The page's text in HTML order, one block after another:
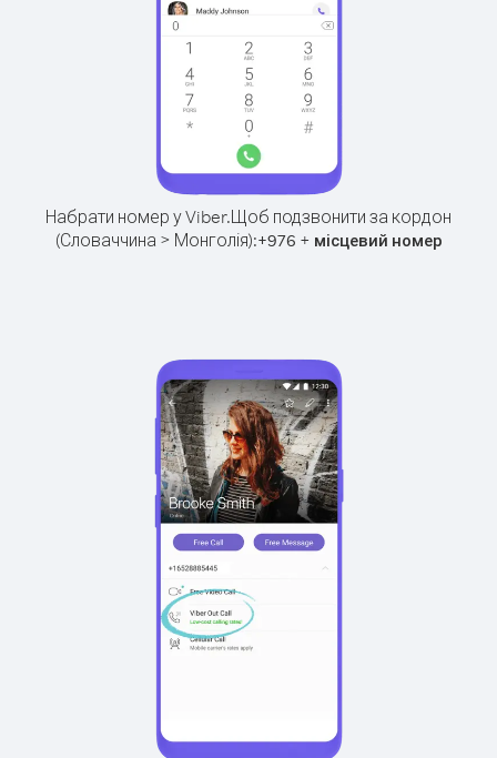
Набрати номер у Viber.Щоб подзвонити за кордон
(Словаччина > Монголія):+976 + місцевий номер